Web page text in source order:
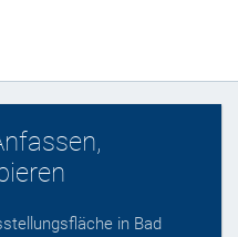
in Bad